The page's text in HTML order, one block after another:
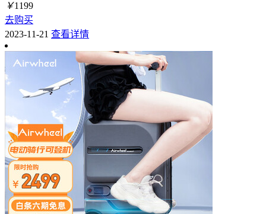
￥1199
去购买
2023-11-21 查看详情